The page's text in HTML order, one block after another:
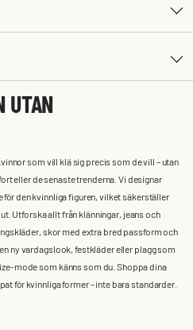
UTAN
som vill klä sig precis som de vill – utan
eller de senaste trenderna. Vi designar
den kvinnliga figuren, vilket säkerställer
Utforska allt från klänningar, jeans och
skor med extra bred passform och
ny vardagslook, festkläder eller plagg som
mode som känns som du. Shoppa dina
för kvinnliga former – inte bara standarder.